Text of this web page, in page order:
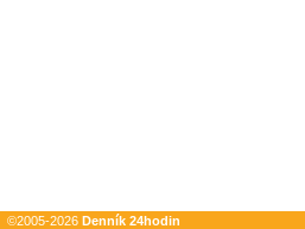
©2005-2026 Denník 24hodin